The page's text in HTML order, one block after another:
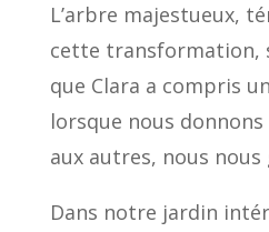
L’arbre majestueux,
cette transformation,
que Clara a compris
lorsque nous
aux autres, nous nous
Dans notre jardin